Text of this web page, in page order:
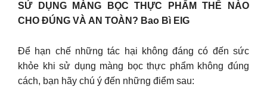
SỬ DỤNG MÀNG BỌC THỰC PHẨM THẾ NÀO
CHO ĐÚNG VÀ AN TOÀN? Bao Bì EIG
Để hạn chế những tác hại không đáng có đến sức
khỏe khi sử dụng màng bọc thực phẩm không đúng
cách, bạn hãy chú ý đến những điểm sau: